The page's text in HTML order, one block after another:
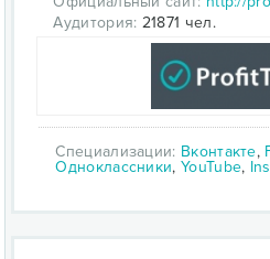
Аудитория: 21871 чел.
Специализации: Вконтакте,
Одноклассники, YouTube,